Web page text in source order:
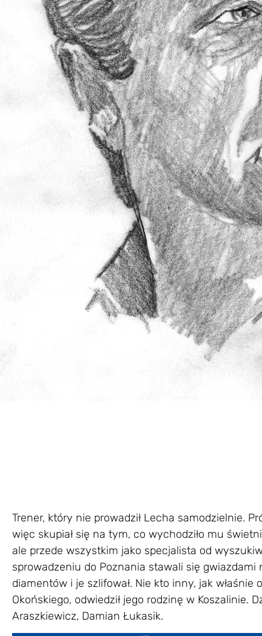
Trener, który nie prowadził Lecha samodzielnie.
więc skupiał się na tym, co wychodziło mu
ale przede wszystkim jako specjalista od
sprowadzeniu do Poznania stawali się gwiazdami
diamentów i je szlifował. Nie kto inny, jak właśnie
Okońskiego, odwiedził jego rodzinę w Koszalinie.
Araszkiewicz, Damian Łukasik.